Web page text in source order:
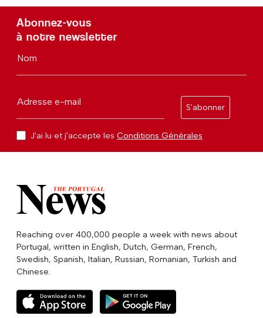
Abonnez-vous
à notre newsletter
Nom
Adresse e-mail
S'abonner
J'ai lu et j'accepte les Conditions Générales
Reaching over 400,000 people a week with news about
Portugal, written in English, Dutch, German, French,
Swedish, Spanish, Italian, Russian, Romanian, Turkish and
Chinese.